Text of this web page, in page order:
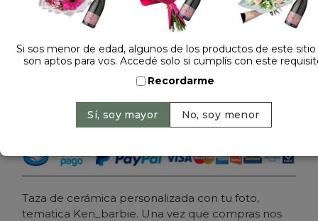
Dejá tu opinión
TAZA PERSONALIZADA KEN
Precio: $ 20.000- $ 25.000 20% OFF
Agregar al carrito
Taza de cerámica personalizada con tu foto,
tematica Ken_barbie. Una vez que compras nos
Si sos menor de edad, algunos de los productos de este
son aptos para vos. Accedé solo si cumplís con este
Recordarme